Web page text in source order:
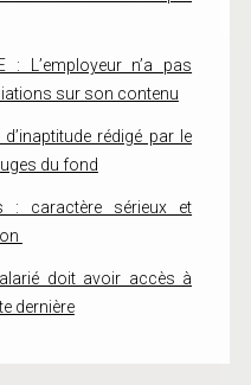
: L’employeur n’a pas
sur son contenu
rédigé par le
du fond
: caractère sérieux et
doit avoir accès à
dernière